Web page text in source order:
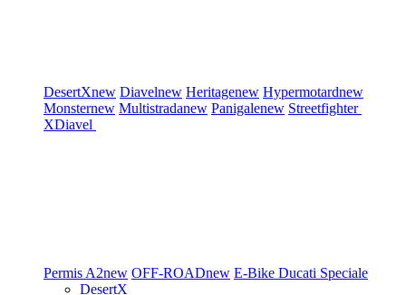
DesertXnew Diavelnew Heritagenew Hypermotardnew
Monsternew Multistradanew Panigalenew Streetfighter
XDiavel
Permis A2new OFF-ROADnew E-Bike Ducati Speciale
DesertX